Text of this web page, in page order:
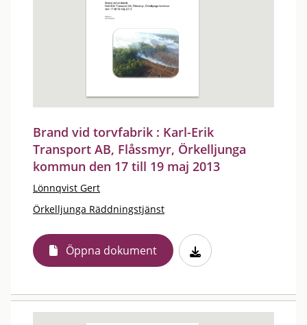
Brand vid torvfabrik : Karl-Erik
Transport AB, Flåssmyr, Örkelljunga
kommun den 17 till 19 maj 2013
Lönnqvist Gert
Örkelljunga Räddningstjänst
Öppna dokument